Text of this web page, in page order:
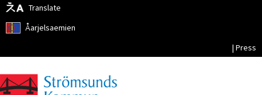
Translate
Åarjelsaemien
| Press